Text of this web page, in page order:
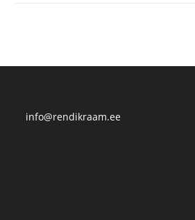
info@rendikraam.ee